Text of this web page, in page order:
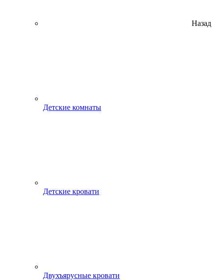
Назад
Детские комнаты
Детские кровати
Двухъярусные кровати